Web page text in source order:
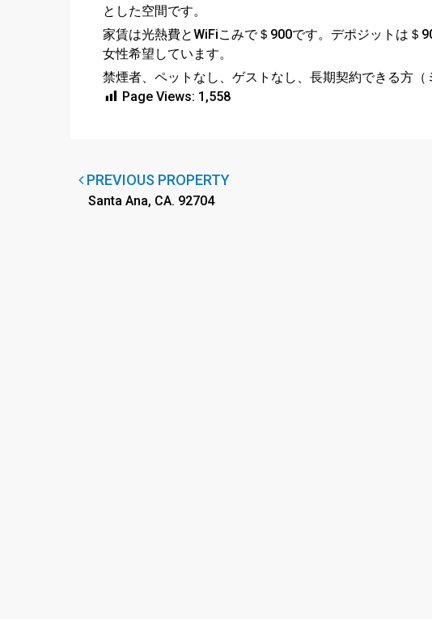
とした空間です。
家賃は光熱費とWiFiこみで＄900です。デポジットは＄
女性希望しています。
禁煙者、ペットなし、ゲストなし、長期契約できる方（
Page Views: 1,558
PREVIOUS PROPERTY
Santa Ana, CA. 92704